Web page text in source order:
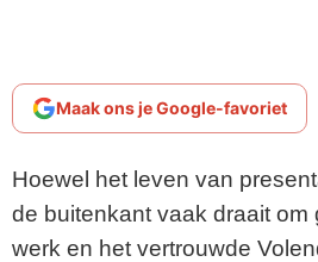
Maak ons je Google-favoriet
Hoewel het leven van
de buitenkant vaak draait om
werk en het vertrouwde